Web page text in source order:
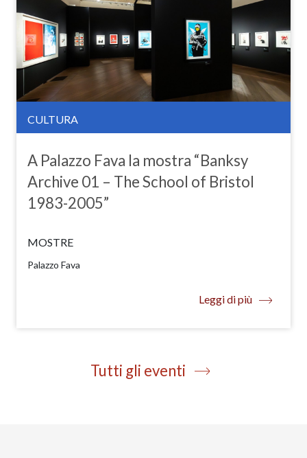
CULTURA
A Palazzo Fava la mostra “Banksy
Archive 01 – The School of Bristol
1983-2005”
MOSTRE
Palazzo Fava
Leggi di più
Tutti gli eventi